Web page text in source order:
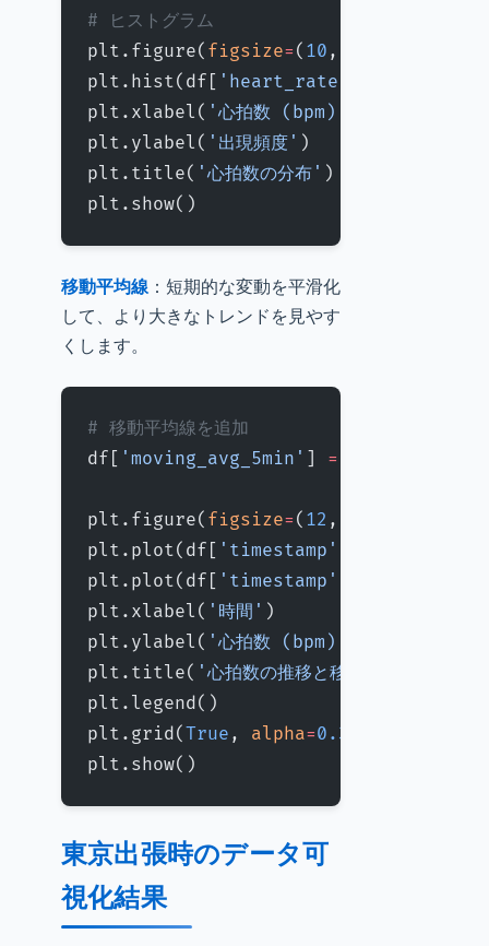
# ヒストグラム
plt.figure( figsize= ( 10 ,
plt.hist(df[ 'heart_rate'
plt.xlabel( '心拍数 (bpm)'
plt.ylabel( '出現頻度' )
plt.title( '心拍数の分布' )
plt.show()
移動平均線 ：短期的な変動を平滑化
して、より大きなトレンドを見やす
くします。
# 移動平均線を追加
df[ 'moving_avg_5min' ] =
plt.figure( figsize= ( 12 ,
plt.plot(df[ 'timestamp'
plt.plot(df[ 'timestamp'
plt.xlabel( '時間' )
plt.ylabel( '心拍数 (bpm)'
plt.title( '心拍数の推移と移動平均'
plt.legend()
plt.grid( True , alpha=0.3
plt.show()
東京出張時のデータ可
視化結果